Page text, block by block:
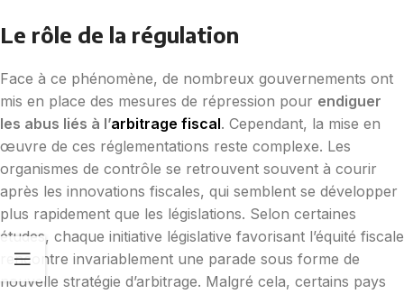
Le rôle de la régulation
Face à ce phénomène, de nombreux gouvernements ont
mis en place des mesures de répression pour endiguer
les abus liés à l’arbitrage fiscal. Cependant, la mise en
œuvre de ces réglementations reste complexe. Les
organismes de contrôle se retrouvent souvent à courir
après les innovations fiscales, qui semblent se développer
plus rapidement que les législations. Selon certaines
études, chaque initiative législative favorisant l’équité fiscale
rencontre invariablement une parade sous forme de
nouvelle stratégie d’arbitrage. Malgré cela, certains pays